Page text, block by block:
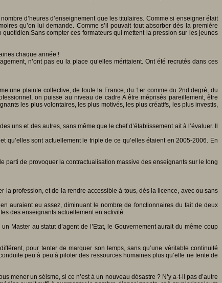
d’heures d’enseignement que les titulaires. Comme si enseigner était
qu’on lui demande. Comme s’il pouvait tout absorber dès la première
compter ces formateurs qui mettent la pression sur les jeunes
chaque année !
n’ont pas eu la place qu’elles méritaient. Ont été recrutés dans ces
une plainte collective, de toute la France, du 1er comme du 2nd degré, du
on puisse au niveau de cadre A être méprisés pareillement, être
les plus volontaires, les plus motivés, les plus créatifs, les plus investis,
uns et des autres, sans même que le chef d’établissement ait à l’évaluer. Il
sont actuellement le triple de ce qu’elles étaient en 2005-2006. En
parti de provoquer la contractualisation massive des enseignants sur le long
profession, et de la rendre accessible à tous, dès la licence, avec ou sans
auraient eu assez, diminuant le nombre de fonctionnaires du fait de deux
des enseignants actuellement en activité.
Master au statut d’agent de l’Etat, le Gouvernement aurait du même coup
pour tenter de marquer son temps, sans qu’une véritable continuité
peu à peu à piloter des ressources humaines plus qu’elle ne tente de
mener un séisme, si ce n’est à un nouveau désastre ? N’y a-t-il pas d’autre